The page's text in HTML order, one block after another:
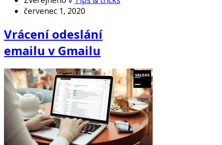
červenec 1, 2020
Vrácení odeslání
emailu v Gmailu